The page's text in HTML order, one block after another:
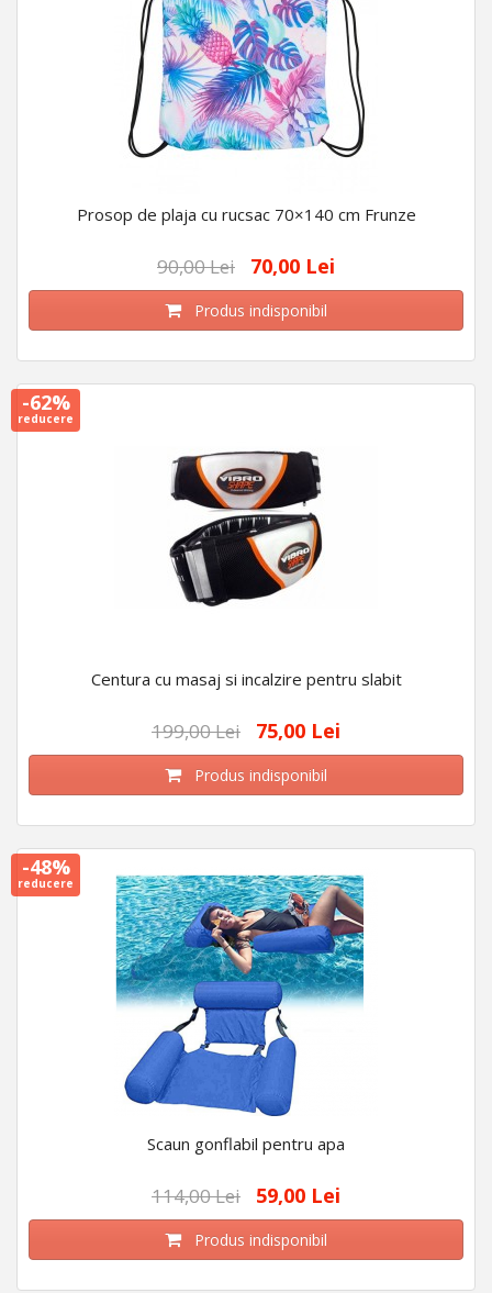
Prosop de plaja cu rucsac 70×140 cm Frunze
90,00 Lei 70,00 Lei
Produs indisponibil
-62%
reducere
Centura cu masaj si incalzire pentru slabit
199,00 Lei 75,00 Lei
Produs indisponibil
-48%
reducere
Scaun gonflabil pentru apa
114,00 Lei 59,00 Lei
Produs indisponibil